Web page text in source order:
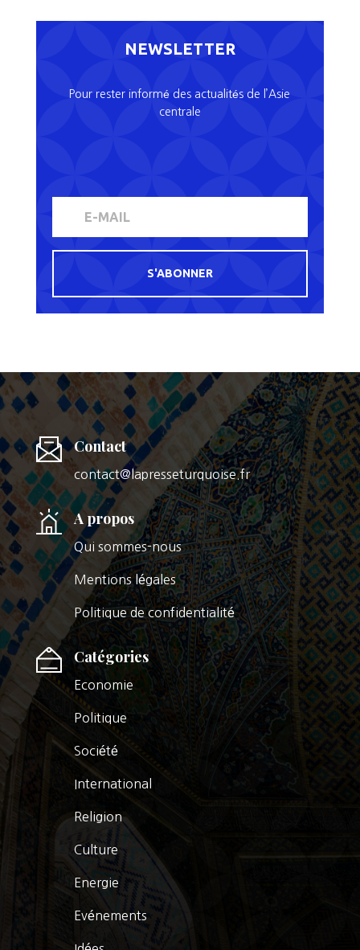
NEWSLETTER
Pour rester informé des actualités de l’Asie
centrale
S'ABONNER
Contact
contact@lapresseturquoise.fr
A propos
Qui sommes-nous
Mentions légales
Politique de confidentialité
Catégories
Economie
Politique
Société
International
Religion
Culture
Energie
Evénements